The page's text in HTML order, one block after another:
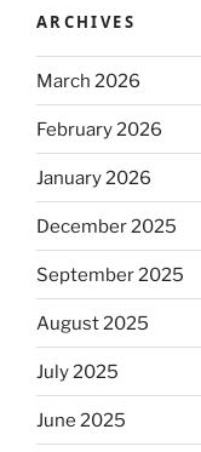
ARCHIVES
March 2026
February 2026
January 2026
December 2025
September 2025
August 2025
July 2025
June 2025